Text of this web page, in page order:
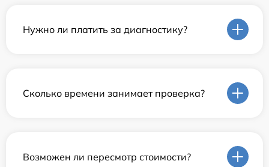
Нужно ли платить за диагностику?
Сколько времени занимает проверка?
Возможен ли пересмотр стоимости?